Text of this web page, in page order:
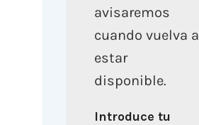
avisaremos
cuando vuelva a
estar
disponible.
Introduce tu